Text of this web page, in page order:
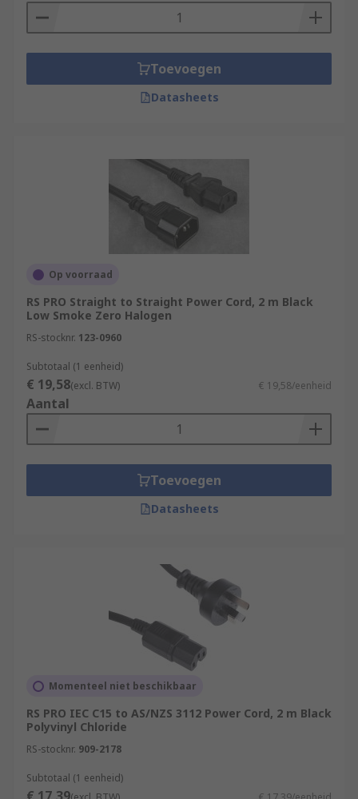
Toevoegen
Datasheets
Op voorraad
RS PRO Straight to Straight Power Cord, 2 m Black
Low Smoke Zero Halogen
RS-stocknr. 123-0960
Subtotaal (1 eenheid)
€ 19,58(excl. BTW) € 19,58/eenheid
Aantal
Toevoegen
Datasheets
Momenteel niet beschikbaar
RS PRO IEC C15 to AS/NZS 3112 Power Cord, 2 m Black
Polyvinyl Chloride
RS-stocknr. 909-2178
Subtotaal (1 eenheid)